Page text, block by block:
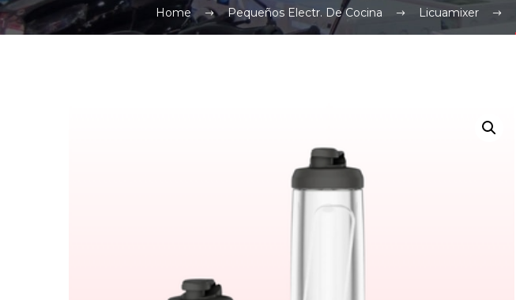
Home Pequeños Electr. De Cocina Licuamixer